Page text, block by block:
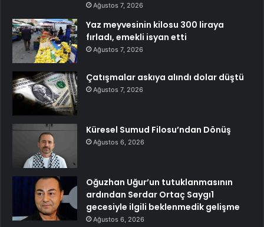
Ağustos 7, 2026
Yaz meyvesinin kilosu 300 liraya
fırladı, emekli isyan etti
Ağustos 7, 2026
Çatışmalar askıya alındı dolar düştü
Ağustos 7, 2026
Küresel Sumud Filosu’ndan Dönüş
Ağustos 6, 2026
Oğuzhan Uğur’un tutuklanmasının
ardından Serdar Ortaç Saygı1
gecesiyle ilgili beklenmedik gelişme
Ağustos 6, 2026